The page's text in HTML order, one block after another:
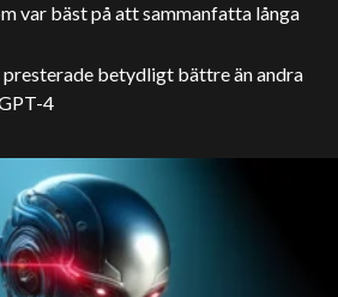
var bäst på att sammanfatta långa
presterade betydligt bättre än andra
4